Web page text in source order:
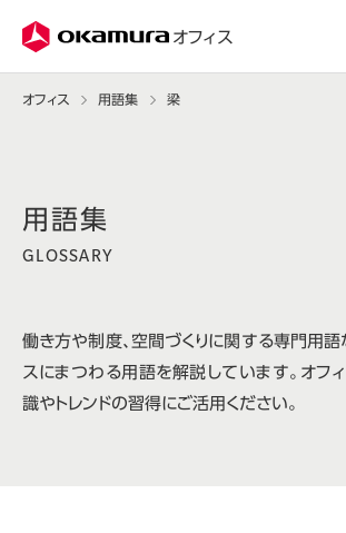
オフィス
オフィス 用語集 梁
GLOSSARY
働き方や制度、空間づくりに関する専門用語
スにまつわる用語を解説しています。オフ
識やトレンドの習得にご活用ください。